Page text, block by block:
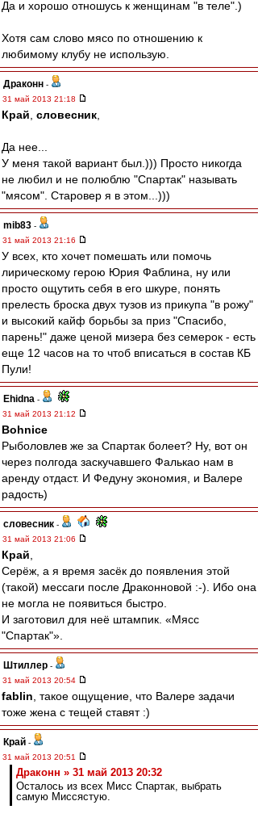
Да и хорошо отношусь к женщинам "в теле".)
Хотя сам слово мясо по отношению к
любимому клубу не использую.
Драконн -
31 май 2013 21:18
Край словесник
Да нее...
У меня такой вариант был.))) Просто никогда
не любил и не полюблю "Спартак" называть
"мясом". Старовер я в этом...)))
mib83 -
31 май 2013 21:16
У всех, кто хочет помешать или помочь
лирическому герою Юрия Фаблина, ну или
просто ощутить себя в его шкуре, понять
прелесть броска двух тузов из прикупа "в рожу"
и высокий кайф борьбы за приз "Спасибо,
парень!" даже ценой мизера без семерок - есть
еще 12 часов на то чтоб вписаться в состав КБ
Пули!
Ehidna -
31 май 2013 21:12
Bohnice
Рыболовлев же за Спартак болеет? Ну, вот он
через полгода заскучавшего Фалькао нам в
аренду отдаст. И Федуну экономия, и Валере
радость)
словесник -
31 май 2013 21:06
Край
Серёж, а я время засёк до появления этой
(такой) мессаги после Драконновой :-). Ибо она
не могла не появиться быстро.
И заготовил для неё штампик. «Мясс
"Спартак"».
Штиллер -
31 май 2013 20:54
fablin , такое ощущение, что Валере задачи
тоже жена с тещей ставят :)
Край -
31 май 2013 20:51
Драконн » 31 май 2013 20:32
Осталось из всех Мисс Спартак, выбрать
самую Миссястую.